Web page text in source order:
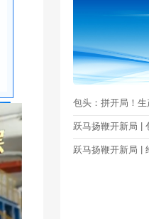
包头：拼开局！生
跃马扬鞭开新局 |
跃马扬鞭开新局 |